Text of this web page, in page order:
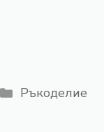
Категории
Ръкоделие